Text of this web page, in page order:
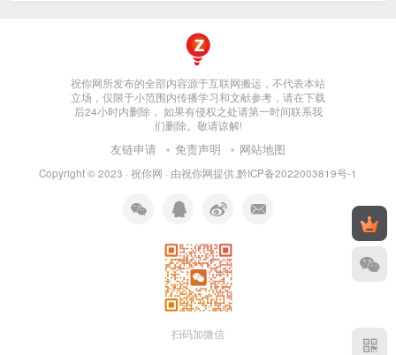
祝你网所发布的全部内容源于互联网搬运，不代表本站
立场，仅限于小范围内传播学习和文献参考，请在下载
后24小时内删除， 如果有侵权之处请第一时间联系我
们删除。敬请谅解!
友链申请 免责声明 网站地图
Copyright © 2023 · 祝你网 · 由祝你网提供.黔ICP备2022003819号-1
扫码加微信